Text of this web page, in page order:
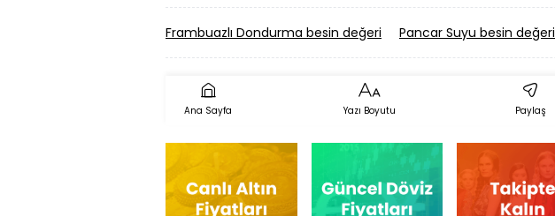
Frambuazlı Dondurma besin değeri Pancar Suyu besin değeri
Ana Sayfa Yazı Boyutu Paylaş